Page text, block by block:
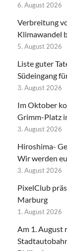
6. August 2026
Verbreitung
Klimawandel
5. August 2026
Liste guter
Südeingang
3. August 2026
Im Oktober
Grimm-Platz
3. August 2026
Hiroshima-
Wir werden
3. August 2026
PixelClub
Marburg
1. August 2026
Am 1. August